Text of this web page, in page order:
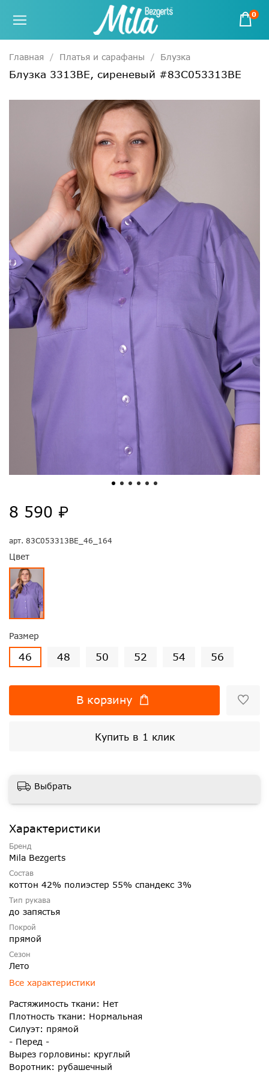
0
Главная Платья и сарафаны Блузка
Блузка 3313ВЕ, сиреневый #83С053313ВЕ
арт. 83С053313ВЕ_46_164
Цвет
Размер
46 48 50 52 54 56
8 590 ₽
В корзину
Купить в 1 клик
Выбрать
Характеристики
Бренд
Mila Bezgerts
Состав
коттон 42% полиэстер 55% спандекс 3%
Тип рукава
до запястья
Покрой
прямой
Сезон
Лето
Все характеристики
Растяжимость ткани: Нет
Плотность ткани: Нормальная
Силуэт: прямой
- Перед -
Вырез горловины: круглый
Воротник: рубашечный